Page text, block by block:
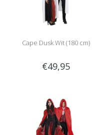
Cape Dusk Wit (180 cm)
€49,95